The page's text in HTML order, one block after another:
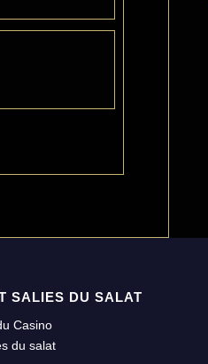
SALIES DU SALAT
Casino
du salat